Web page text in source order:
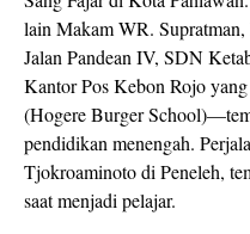
lain Makam WR.
Jalan Pandean IV, SDN
Kantor Pos Kebon Rojo
(Hogere Burger
pendidikan menengah.
Tjokroaminoto di Peneleh,
saat menjadi pelajar.